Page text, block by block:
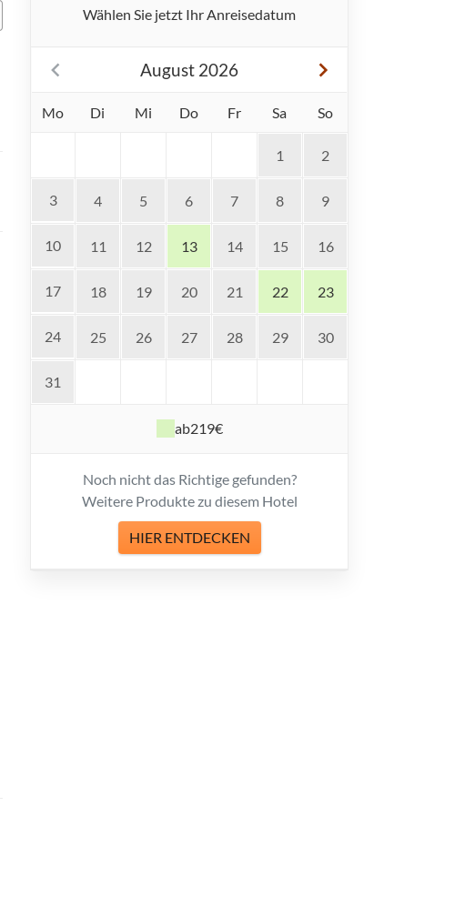
Wählen Sie jetzt Ihr Anreisedatum
August 2026
Mo Di Mi Do Fr Sa So
1 2
3 4 5 6 7 8 9
10 11 12 13 14 15 16
17 18 19 20 21 22 23
24 25 26 27 28 29 30
31
ab219€
Noch nicht das Richtige gefunden?
Weitere Produkte zu diesem Hotel
HIER ENTDECKEN